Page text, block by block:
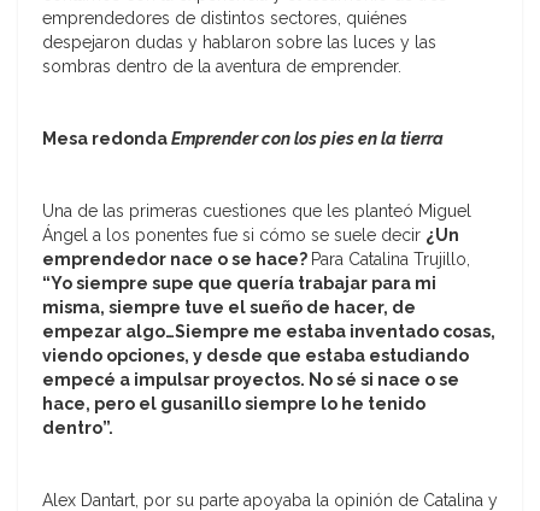
emprendedores de distintos sectores, quiénes
despejaron dudas y hablaron sobre las luces y las
sombras dentro de la aventura de emprender.
Mesa redondaEmprender con los pies en la tierra
Una de las primeras cuestiones que les planteó Miguel
Ángel a los ponentes fue si cómo se suele decir ¿Un
emprendedor nace o se hace? Para Catalina Trujillo,
“Yo siempre supe que quería trabajar para mi
misma, siempre tuve el sueño de hacer, de
empezar algo…Siempre me estaba inventado cosas,
viendo opciones, y desde que estaba estudiando
empecé a impulsar proyectos. No sé si nace o se
hace, pero el gusanillo siempre lo he tenido
dentro”.
Alex Dantart, por su parte apoyaba la opinión de Catalina y